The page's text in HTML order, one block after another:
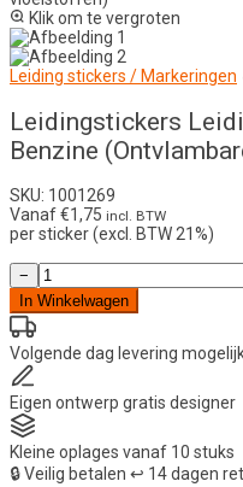
Klik om te vergroten
Leiding stickers / Markeringen
Leidingstickers
Benzine
SKU: 1001269
Vanaf€1,75 incl. BTW
per sticker (excl. BTW 21%)
Leidingstickers
Leidingmarkering
Motor
Benzine
(Ontvlambare
vloeistoffen)
aantal
−
In Winkelwagen
Volgende dag levering
Eigen ontwerp gratis designer
Kleine oplages vanaf 10 stuks
🔒Veilig betalen ↩️ 14 dagen